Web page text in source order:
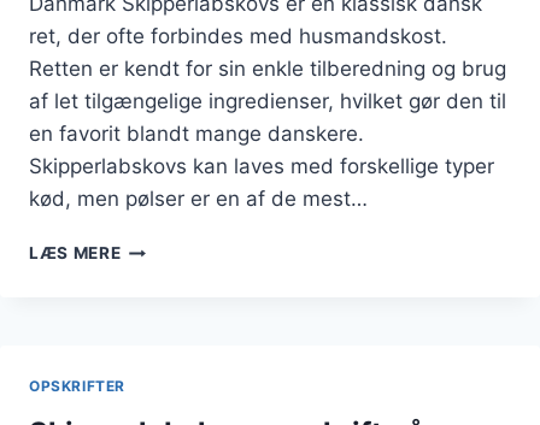
ret, der ofte forbindes med husmandskost.
Retten er kendt for sin enkle tilberedning og brug
af let tilgængelige ingredienser, hvilket gør den til
en favorit blandt mange danskere.
Skipperlabskovs kan laves med forskellige typer
kød, men pølser er en af de mest…
LÆS MERESKIPPERLABSKOVS
OPSKRIFTER